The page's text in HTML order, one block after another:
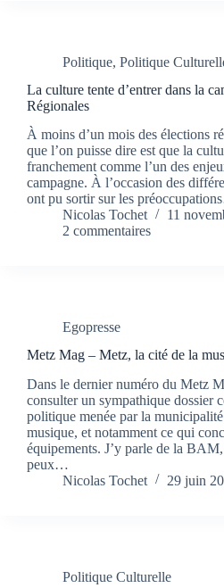
Politique, Politique
La culture tente d’entrer dans la
Régionales
À moins d’un mois des élections
que l’on puisse dire est que la
franchement comme l’un des
campagne. À l’occasion des
ont pu sortir sur les
Nicolas Tochet
11
2 commentaires
Egopresse
Metz Mag – Metz, la cité de la
Dans le dernier numéro du Metz
consulter un sympathique dossier
politique menée par la
musique, et notamment ce qui
équipements. J’y parle de la
peux…
Nicolas Tochet
29 juin
Politique Culturelle